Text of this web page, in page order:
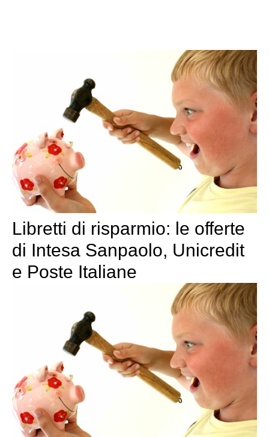
Libretti di risparmio: le offerte
di Intesa Sanpaolo, Unicredit
e Poste Italiane